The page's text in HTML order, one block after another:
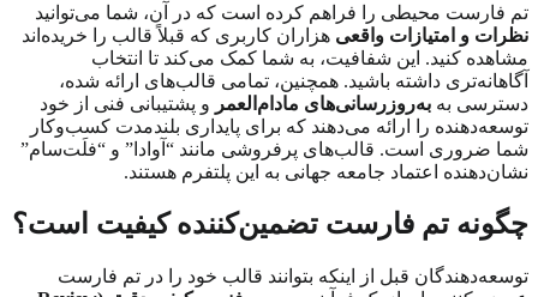
تم فارست محیطی را فراهم کرده است که در آن، شما می‌توانید
نظرات و امتیازات واقعی هزاران کاربری که قبلاً قالب را خریده‌اند
مشاهده کنید. این شفافیت، به شما کمک می‌کند تا انتخاب
آگاهانه‌تری داشته باشید. همچنین، تمامی قالب‌های ارائه شده،
دسترسی به به‌روزرسانی‌های مادام‌العمر و پشتیبانی فنی از خود
توسعه‌دهنده را ارائه می‌دهند که برای پایداری بلندمدت کسب‌وکار
شما ضروری است. قالب‌های پرفروشی مانند “آوادا” و “فلَت‌سام”
نشان‌دهنده اعتماد جامعه جهانی به این پلتفرم هستند.
چگونه تم فارست تضمین‌کننده کیفیت است؟
توسعه‌دهندگان قبل از اینکه بتوانند قالب خود را در تم فارست